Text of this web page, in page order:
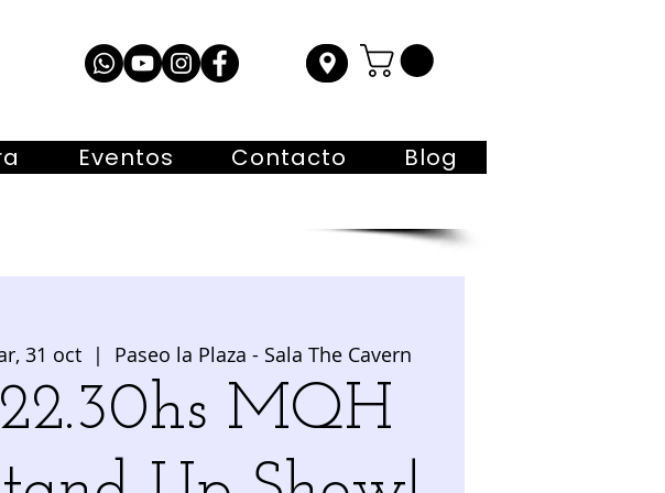
Eventos Contacto Blog
31 oct
  |
Paseo la Plaza - Sala The Cavern
22.30hs MQH